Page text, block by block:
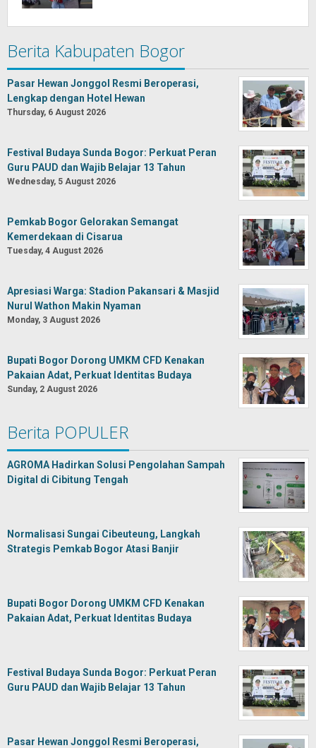
Berita Kabupaten Bogor
Pasar Hewan Jonggol Resmi Beroperasi,
Lengkap dengan Hotel Hewan
Thursday, 6 August 2026
Festival Budaya Sunda Bogor: Perkuat Peran
Guru PAUD dan Wajib Belajar 13 Tahun
Wednesday, 5 August 2026
Pemkab Bogor Gelorakan Semangat
Kemerdekaan di Cisarua
Tuesday, 4 August 2026
Apresiasi Warga: Stadion Pakansari & Masjid
Nurul Wathon Makin Nyaman
Monday, 3 August 2026
Bupati Bogor Dorong UMKM CFD Kenakan
Pakaian Adat, Perkuat Identitas Budaya
Sunday, 2 August 2026
Berita POPULER
AGROMA Hadirkan Solusi Pengolahan Sampah
Digital di Cibitung Tengah
Normalisasi Sungai Cibeuteung, Langkah
Strategis Pemkab Bogor Atasi Banjir
Bupati Bogor Dorong UMKM CFD Kenakan
Pakaian Adat, Perkuat Identitas Budaya
Festival Budaya Sunda Bogor: Perkuat Peran
Guru PAUD dan Wajib Belajar 13 Tahun
Pasar Hewan Jonggol Resmi Beroperasi,